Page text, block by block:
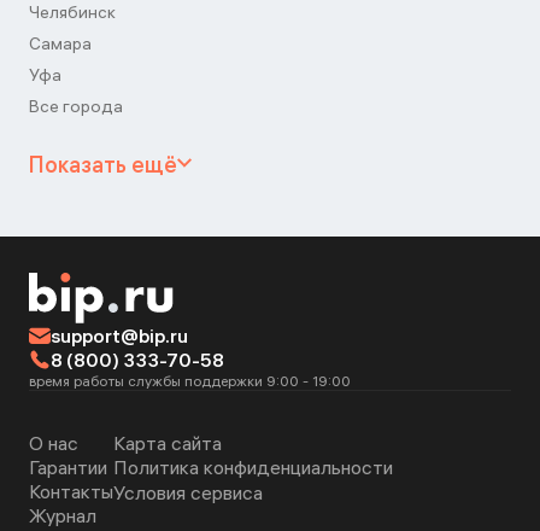
Челябинск
Самара
Уфа
Все города
Показать ещё
support@bip.ru
8 (800) 333-70-58
время работы службы поддержки 9:00 - 19:00
О нас
Гарантии
Контакты
Журнал
Карта сайта
Политика конфиденциальности
Условия сервиса